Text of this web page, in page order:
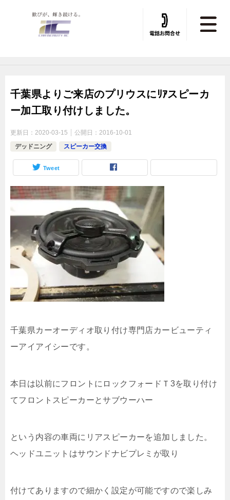
トータルカービューティIIC TOP デッドニング» デッドニング施工実績
千葉県よりご来店のプリウスにﾘｱスピーカ
ー加工取り付けしました。
更新日： 2020-03-15 公開日： 2016-10-01
デッドニング
スピーカー交換
Tweet
千葉県カーオーディオ取り付け専門店カービューティ
ーアイアイシーです。
本日は以前にフロントにロックフォードＴ3を取り付け
てフロントスピーカーとサブウーハー
という内容の車両にリアスピーカーを追加しました。
ヘッドユニットはサウンドナビプレミが取り
付けてありますので細かく設定が可能ですので楽しみ